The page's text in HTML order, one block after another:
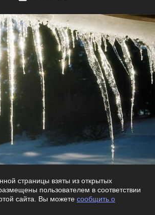
страницы взяты из открытых
пользователем в соответствии
сайта. Вы можете сообщить о